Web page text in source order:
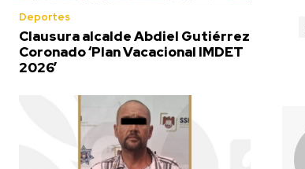
Deportes
Clausura alcalde Abdiel Gutiérrez
Coronado ‘Plan Vacacional IMDET
2026’